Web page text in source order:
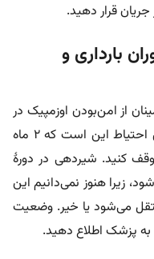
قرار دهید.
بارداری و
از امن‌بودن اوزمپیک در
دوران بارداری در دست نیست. بنابراین احتیاط این است که ۲ ماه
کنید. شیردهی در دورۀ
زیرا هنوز نمی‌دانیم این
می‌شود یا خیر. وضعیت
به پزشک اطلاع دهید.